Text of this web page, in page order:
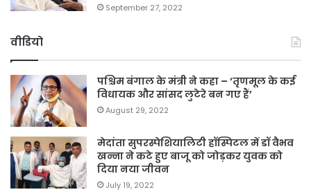
September 27, 2022
वीडियो
पश्चिम बंगाल के मंत्री ने कहा – ‘तृणमूल के कई
विधायक और सांसद लुटेरे बन गए हैं’
August 29, 2022
मेदांता सुपरस्पेशियालिटी हॉस्पिटल में डॉ वैभव
खन्ना ने कटे हुए बाजू को जोड़कर युवक को
दिया नया जीवन
July 19, 2022